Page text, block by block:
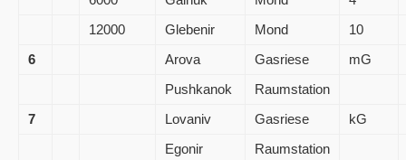
12000
Glebenir Mond
10
6
Arova Gasriese
mG
Pushkanok
Raumstation
7
Lovaniv Gasriese
kG
Egonir
Raumstation